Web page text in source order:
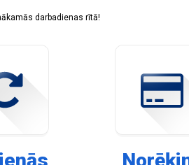
darbadienas rītā!